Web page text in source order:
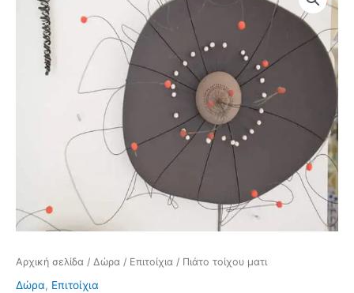
Αρχική σελίδα / Δώρα / Επιτοίχια / Πιάτο τοίχου ματι
Δώρα, Επιτοίχια